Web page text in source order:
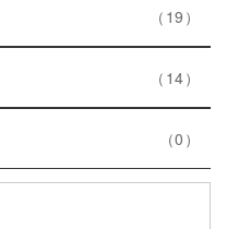
リ
数
19
14
0